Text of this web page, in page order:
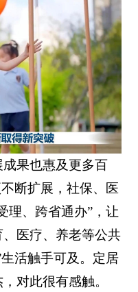
果也惠及更多百
断扩展，社保、医
理、跨省通办”，让
医疗、养老等公共
活触手可及。定居
对此很有感触。